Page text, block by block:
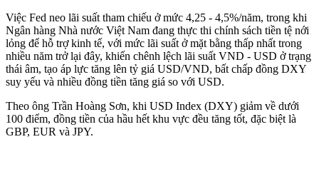
Việc Fed neo lãi suất tham chiếu ở mức 4,25 - 4,5%/năm, trong khi
Ngân hàng Nhà nước Việt Nam đang thực thi chính sách tiền tệ nới
lỏng để hỗ trợ kinh tế, với mức lãi suất ở mặt bằng thấp nhất trong
nhiều năm trở lại đây, khiến chênh lệch lãi suất VND - USD ở trạng
thái âm, tạo áp lực tăng lên tỷ giá USD/VND, bất chấp đồng DXY
suy yếu và nhiều đồng tiền tăng giá so với USD.
Theo ông Trần Hoàng Sơn, khi USD Index (DXY) giảm về dưới
100 điểm, đồng tiền của hầu hết khu vực đều tăng tốt, đặc biệt là
GBP, EUR và JPY.